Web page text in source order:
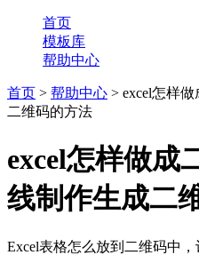
首页
模板库
帮助中心
首页 > 帮助中心 > excel怎样
二维码的方法
excel怎样做成
线制作生成二
Excel表格怎么放到二维码中